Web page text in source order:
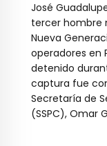
José
tercer hombre
Nueva
operadores en
detenido
captura fue
Secretaría de
(SSPC), Omar